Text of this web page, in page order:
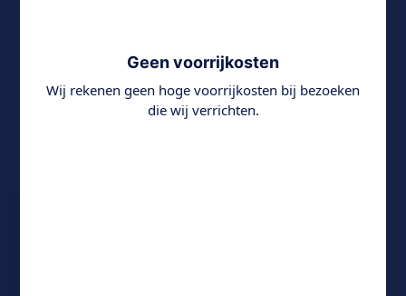
Geen voorrijkosten
Wij rekenen geen hoge voorrijkosten bij bezoeken
die wij verrichten.